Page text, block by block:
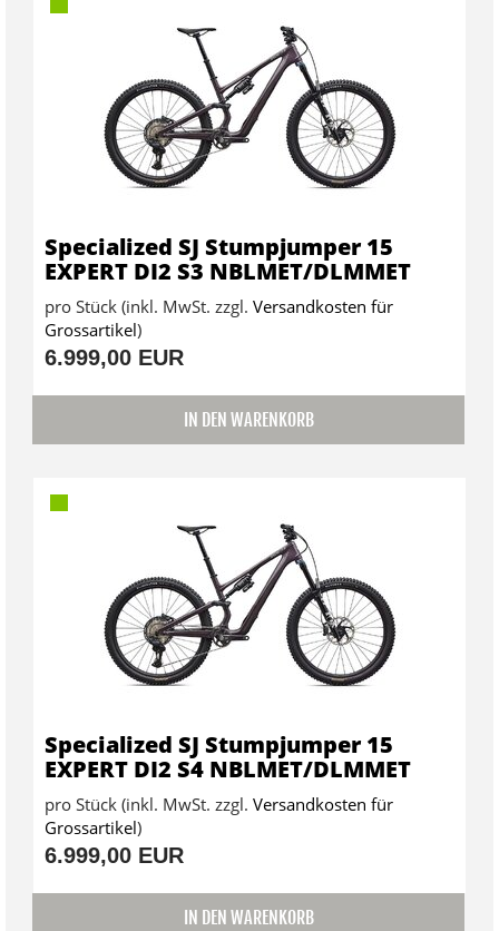
Specialized SJ Stumpjumper 15
EXPERT DI2 S3 NBLMET/DLMMET
pro Stück (inkl. MwSt. zzgl. Versandkosten für
Grossartikel)
6.999,00 EUR
IN DEN WARENKORB
Specialized SJ Stumpjumper 15
EXPERT DI2 S4 NBLMET/DLMMET
pro Stück (inkl. MwSt. zzgl. Versandkosten für
Grossartikel)
6.999,00 EUR
IN DEN WARENKORB